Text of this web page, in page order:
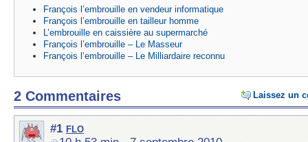
François l’embrouille en vendeur informatique
François l’embrouille en tailleur homme
L’embrouille en caissière au supermarché
François l’embrouille – Le Masseur
François l’embrouille – Le Milliardaire reconnu
Laissez un
2 Commentaires
#1 flo